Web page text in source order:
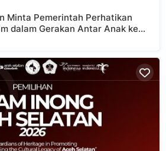
Minta Pemerintah Perhatikan
dalam Gerakan Antar Anak ke